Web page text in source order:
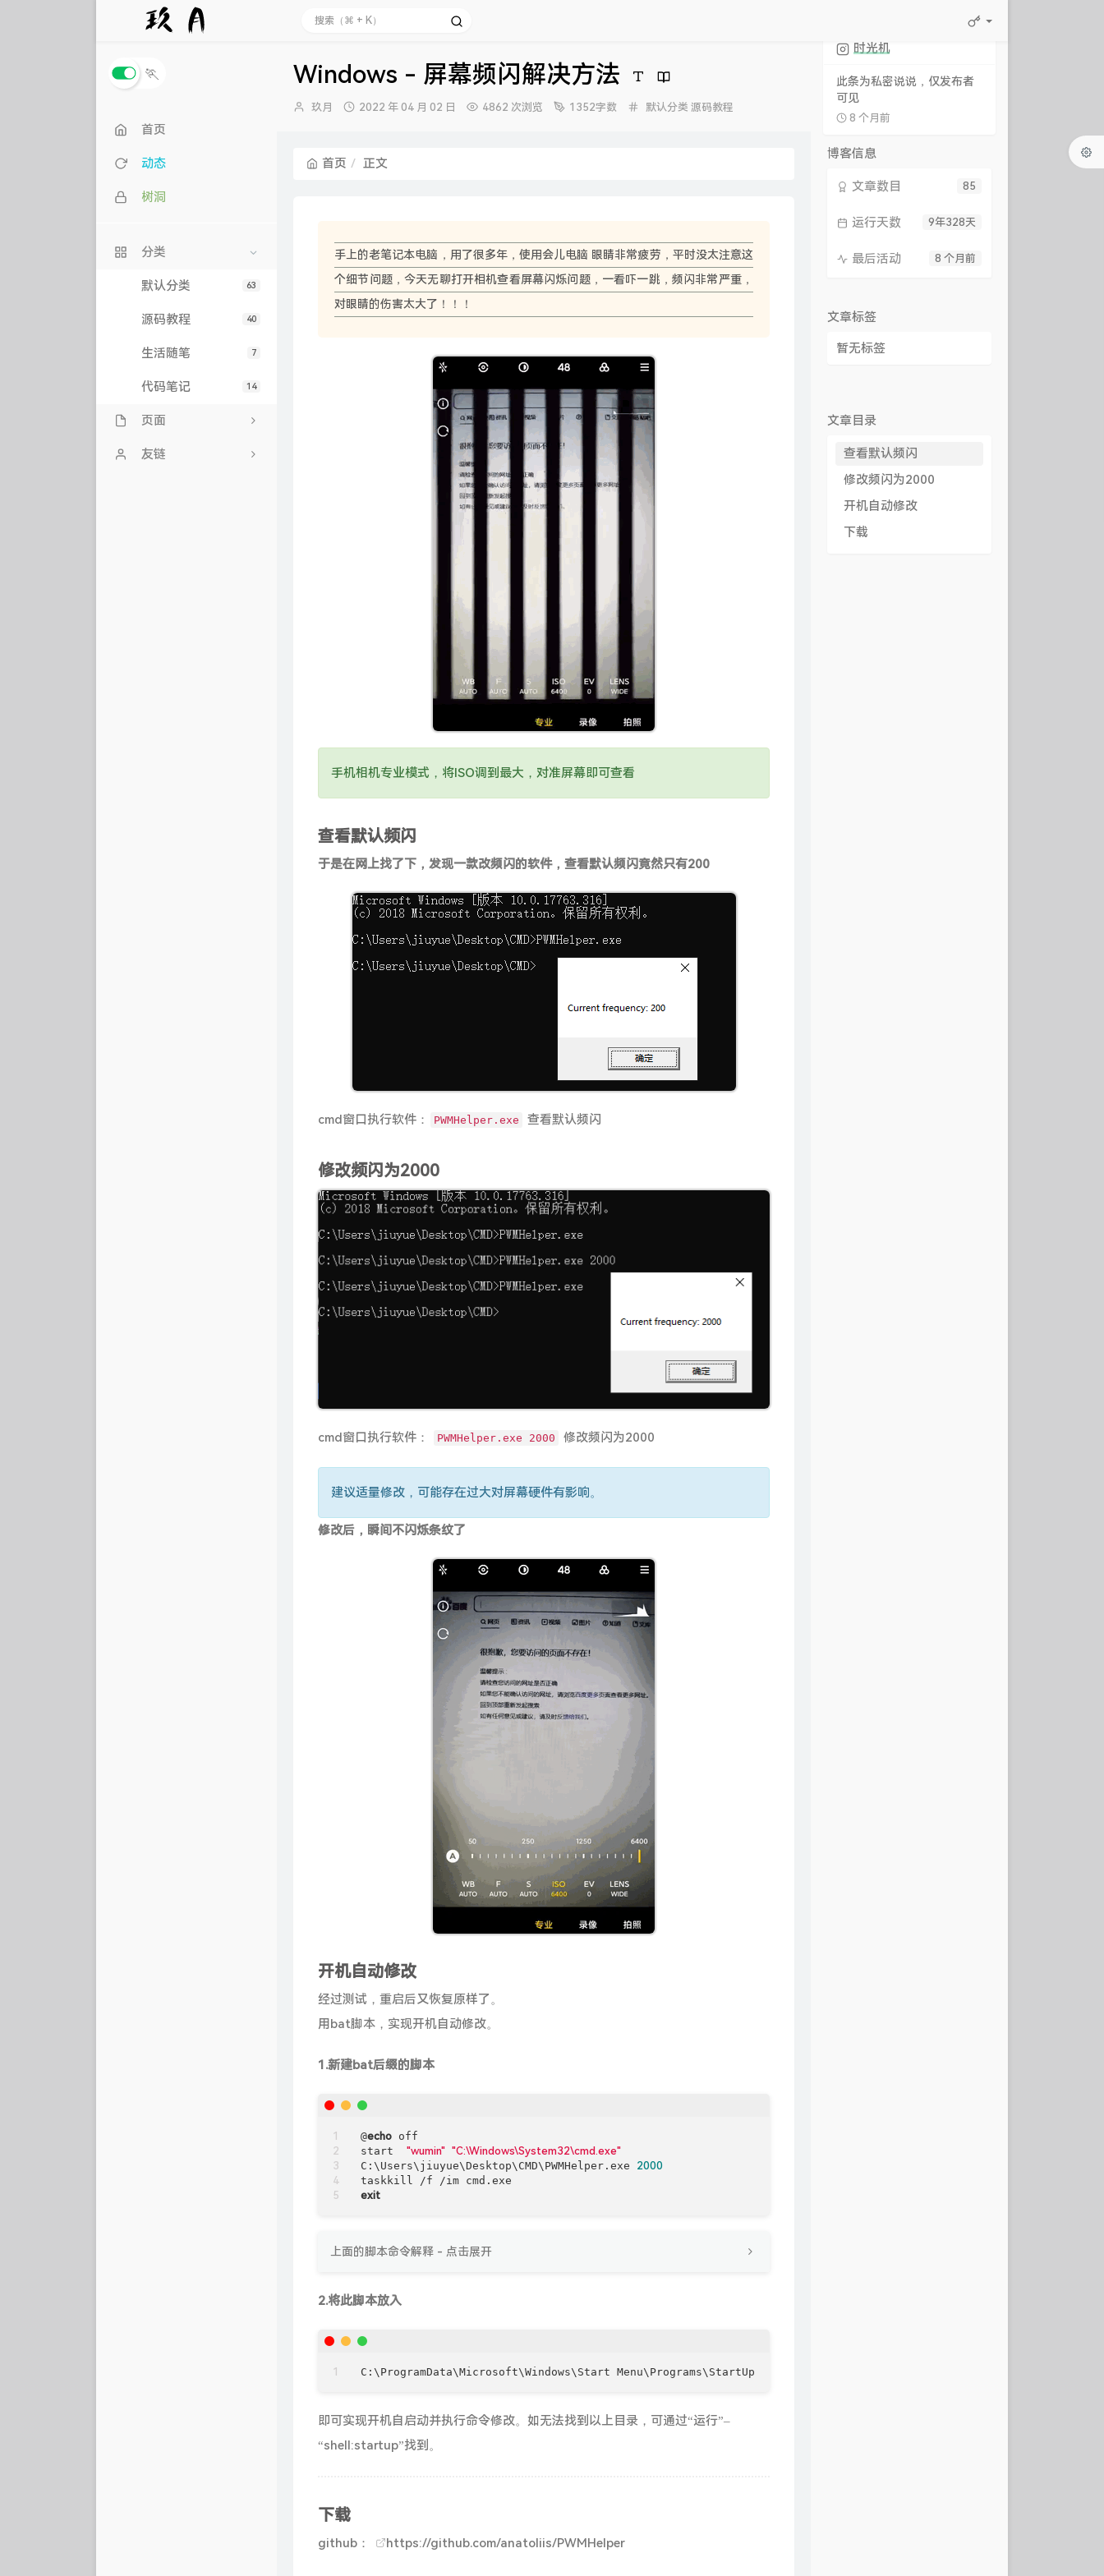
🏃
首页
动态
树洞
分类
63
默认分类
40
源码教程
7
生活随笔
14
代码笔记
页面
留言板
友链
Windows - 屏幕频闪解决方法
博
玖月
发
2022 年 04 月 02 日 4862 次浏览 1352字数
分
默认分类 源码教程
首页 正文
手上的老笔记本电脑，用了很多年，使用会儿电脑 眼睛非常疲劳，平时没太注意这
个细节问题，今天无聊打开相机查看屏幕闪烁问题，一看吓一跳，频闪非常严重，
对眼睛的伤害太大了！！！
手机相机专业模式，将ISO调到最大，对准屏幕即可查看
查看默认频闪
于是在网上找了下，发现一款改频闪的软件，查看默认频闪竟然只有200
cmd窗口执行软件： PWMHelper.exe 查看默认频闪
修改频闪为2000
cmd窗口执行软件： PWMHelper.exe 2000 修改频闪为2000
建议适量修改，可能存在过大对屏幕硬件有影响。
修改后，瞬间不闪烁条纹了
开机自动修改
经过测试，重启后又恢复原样了。
用bat脚本，实现开机自动修改。
1.新建bat后缀的脚本
@echo off
start "wumin" "C:\Windows\System32\cmd.exe"
C:\Users\jiuyue\Desktop\CMD\PWMHelper.exe 2000
exit
上面的脚本命令解释 - 点击展开
2.将此脚本放入
即可实现开机自启动并执行命令修改。如无法找到以上目录，可通过“运行”–
“shell:startup”找到。
下载
github： https://github.com/anatoliis/PWMHelper
时光机
此条为私密说说，仅发布者
可见
8 个月前
博客信息
85
文章数目
9年328天
运行天数
8 个月前
最后活动
文章标签
暂无标签
文章目录
查看默认频闪
修改频闪为2000
开机自动修改
下载